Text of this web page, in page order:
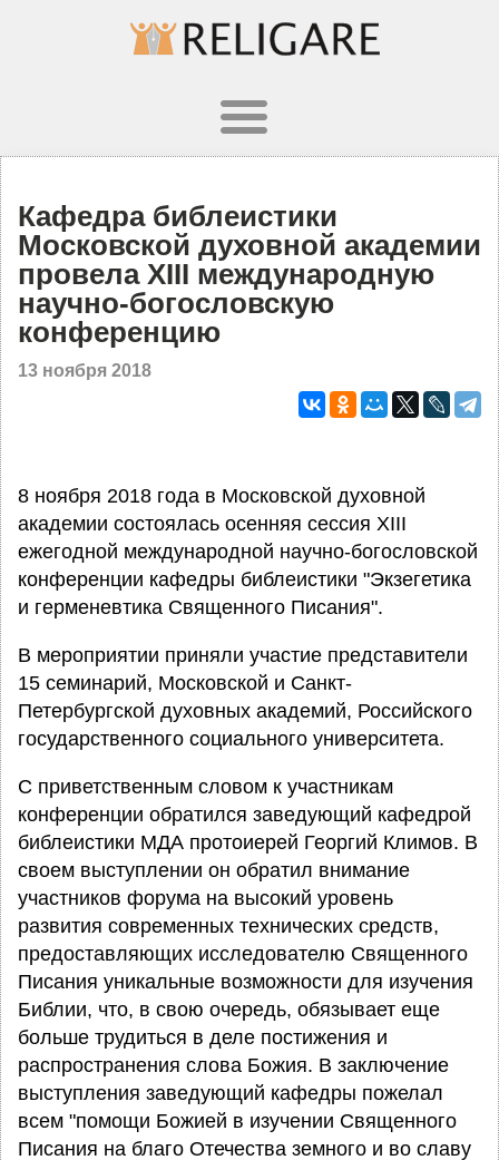
Кафедра библеистики
Московской духовной академии
провела XIII международную
научно-богословскую
конференцию
13 ноября 2018
8 ноября 2018 года в Московской духовной
академии состоялась осенняя сессия XIII
ежегодной международной научно-богословской
конференции кафедры библеистики "Экзегетика
и герменевтика Священного Писания".
В мероприятии приняли участие представители
15 семинарий, Московской и Санкт-
Петербургской духовных академий, Российского
государственного социального университета.
С приветственным словом к участникам
конференции обратился заведующий кафедрой
библеистики МДА протоиерей Георгий Климов. В
своем выступлении он обратил внимание
участников форума на высокий уровень
развития современных технических средств,
предоставляющих исследователю Священного
Писания уникальные возможности для изучения
Библии, что, в свою очередь, обязывает еще
больше трудиться в деле постижения и
распространения слова Божия. В заключение
выступления заведующий кафедры пожелал
всем "помощи Божией в изучении Священного
Писания на благо Отечества земного и во славу